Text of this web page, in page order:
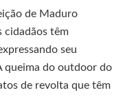
de Maduro
cidadãos têm
seu
queima do outdoor do
de revolta que têm